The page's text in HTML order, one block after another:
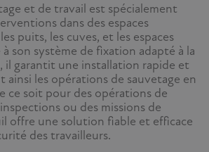
et de travail est spécialement
dans des espaces
puits, les cuves, et les espaces
son système de fixation adapté à la
il garantit une installation rapide et
ainsi les opérations de sauvetage en
ce soit pour des opérations de
ou des missions de
offre une solution fiable et efficace
des travailleurs.